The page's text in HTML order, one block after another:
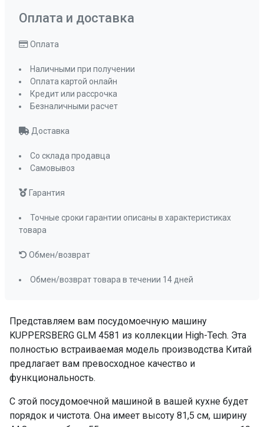
Цвет панели управления
да , ручной
Количество положений средней корзины
Количество разбрызгивателей
Корзина для столовых приборов
Тип корзины для столовых приборов
с изменяемой
Складные держатели тарелок
да
Съемные разбрызгиватели
Фильтр тонкой и грубой очистки
Отсрочка старта
1-24
Отображение времени мытья
Индикатор отсутствия воды
да
Индикатор отсутствия соли и ополаскивателя
да
да
Настройка расхода соли
Представляем вам посудомоечную машину
KUPPERSBERG GLM 4581 из коллекции High-Tech. Эта
полностью встраиваемая модель производства Китай
предлагает вам превосходное качество и
функциональность.
С этой посудомоечной машиной в вашей кухне будет
порядок и чистота. Она имеет высоту 81,5 см, ширину
Оплата и доставка
Оплата
Наличными при получении
Оплата картой онлайн
Кредит или рассрочка
Безналичными расчет
Доставка
Со склада продавца
Самовывоз
Гарантия
Точные сроки гарантии описаны в характеристиках
товара
Обмен/возврат
Обмен/возврат товара в течении 14 дней